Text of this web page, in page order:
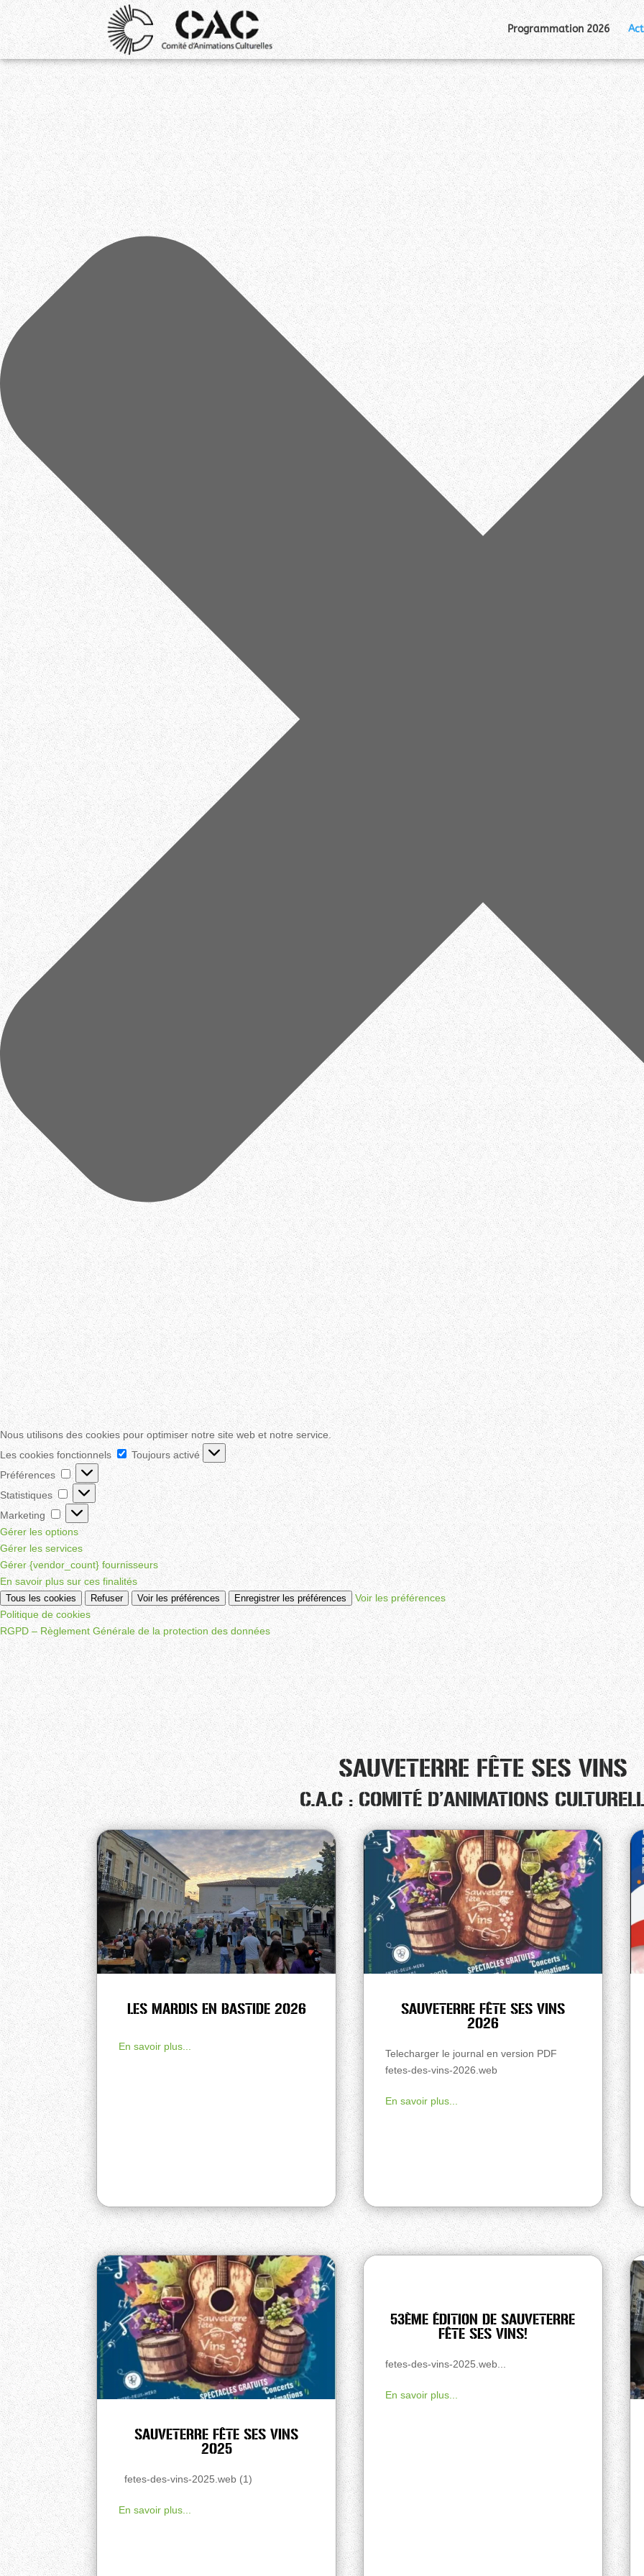
Gérer le consentement aux cookies
Nous utilisons des cookies pour optimiser notre site web et notre service.
Les cookies fonctionnels
Les
cookies
fonctionnels
Toujours activé
Préférences
Préférences
Statistiques Statistiques
Marketing
Marketing
Gérer les options
Gérer les services
Gérer {vendor_count} fournisseurs
En savoir plus sur ces finalités
Tous les cookies Refuser Voir les préférences Enregistrer les préférences
Voir les préférences
Politique de cookies
RGPD – Règlement Générale de la protection des données
Programmation 2026
SAUVETERRE FÊTE SES VINS
C.A.C : COMITÉ D’ANIMATIONS
LES MARDIS EN BASTIDE 2026
En savoir plus...
SAUVETERRE FÊTE SES VINS
2026
Telecharger le journal en version PDF
fetes-des-vins-2026.web
En savoir plus...
SAUVETERRE FÊTE SES VINS
2025
fetes-des-vins-2025.web (1)
En savoir plus...
53ÈME ÉDITION DE SAUVETERRE
FÊTE SES VINS!
fetes-des-vins-2025.web...
En savoir plus...